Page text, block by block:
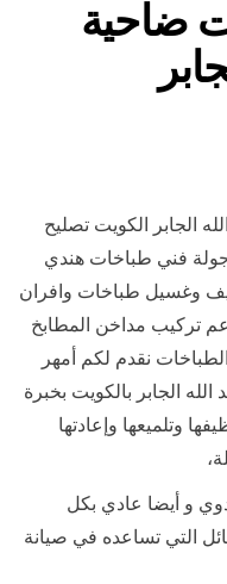
ضاحية
الجابر الكويت تصليح
جولة فني طباخات هندي
وغسيل طباخات وافران
تركيب مداخن المطابخ
نقدم لكم أمهر
الجابر بالكويت بخبرة
وتلميعها وإعادتها
و أيضا عادي بكل
التي تساعده في صيانة